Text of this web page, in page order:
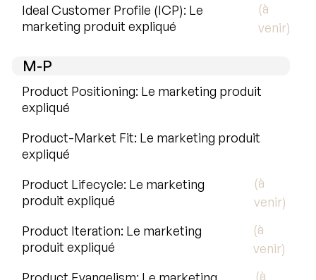
Ideal Customer Profile (ICP): Le
marketing produit expliqué
(à
venir)
M-P
Product Positioning: Le marketing produit
expliqué
Product-Market Fit: Le marketing produit
expliqué
Product Lifecycle: Le marketing
produit expliqué
(à
venir)
Product Iteration: Le marketing
produit expliqué
(à
venir)
(à